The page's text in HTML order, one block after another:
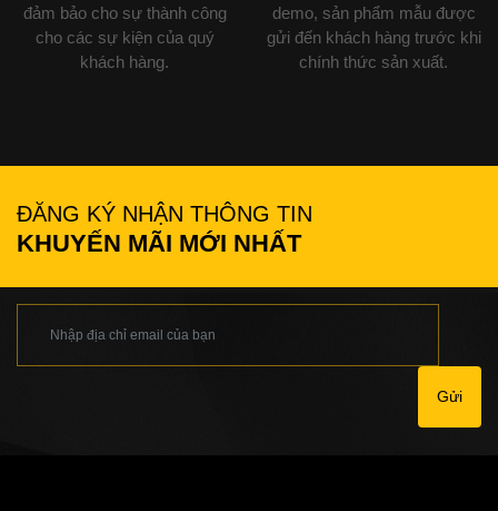
đảm bảo cho sự thành công
cho các sự kiện của quý
khách hàng.
demo, sản phẩm mẫu được
gửi đến khách hàng trước khi
chính thức sản xuất.
ĐĂNG KÝ NHẬN THÔNG TIN
KHUYẾN MÃI MỚI NHẤT
Gửi